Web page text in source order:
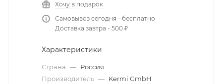
Хочу в подарок
Самовывоз сегодня - бесплатно
Доставка завтра - 500 ₽
Характеристики
Страна — Россия
Производитель — Kermi GmbH